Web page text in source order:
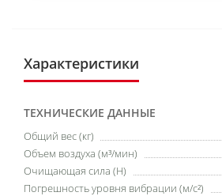
Характеристики
ТЕХНИЧЕСКИЕ ДАННЫЕ
Общий вес (кг)
Объем воздуха (м³/мин)
Очищающая сила (H)
Погрешность уровня вибрации (м/с²)